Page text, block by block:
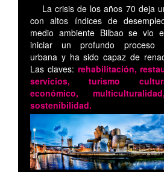
La crisis de los años 70 deja
con altos índices de
medio ambiente Bilbao se vio
iniciar un profundo proceso
urbana y ha sido capaz de
Las claves: rehabilitación,
servicios, turismo
económico,
sostenibilidad.